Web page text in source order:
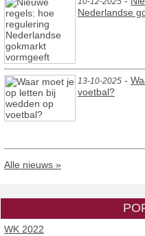
Nederlandse
13-10-2025 -
voetbal?
Alle nieuws »
WK 2022